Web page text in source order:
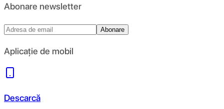
Abonare newsletter
Abonare
Aplicație de mobil
Descarcă